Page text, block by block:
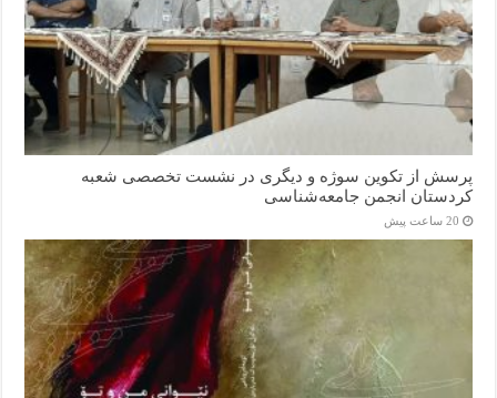
پرسش از تکوین سوژه و دیگری در نشست تخصصی شعبه
کردستان انجمن جامعه‌شناسی
20 ساعت پیش